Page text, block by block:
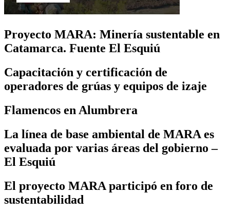
Proyecto MARA: Minería sustentable en
Catamarca. Fuente El Esquiú
Capacitación y certificación de
operadores de grúas y equipos de izaje
Flamencos en Alumbrera
La línea de base ambiental de MARA es
evaluada por varias áreas del gobierno –
El Esquiú
El proyecto MARA participó en foro de
sustentabilidad